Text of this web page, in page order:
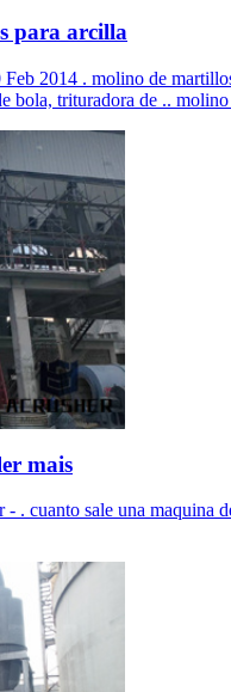
para arcilla
2014 . molino de
bola, trituradora de ..
mais
. cuanto sale una